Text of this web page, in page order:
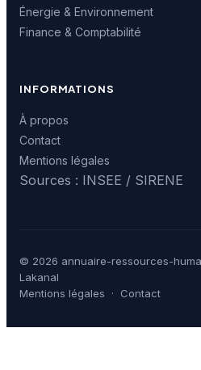
Énergie & Environnement
Finance & Comptabilité
INFORMATIONS
À propos
Contact
Mentions légales
Sources : INSEE / SIRENE
© 2026 annuaire-ressources-
Lakanal
Mentions légales · Contact